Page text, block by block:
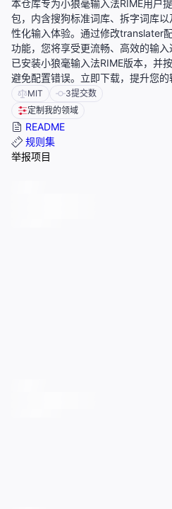
本仓库专为小狼毫输入法RIME用户
包，内含搜狗标准词库、拆字词库
性化输入体验。通过修改translater
功能，您将享受更流畅、高效的输
已安装小狼毫输入法RIME版本，并
避免配置错误。立即下载，提升您的
MIT 3提交数
定制我的领域
README
规则集
举报项目